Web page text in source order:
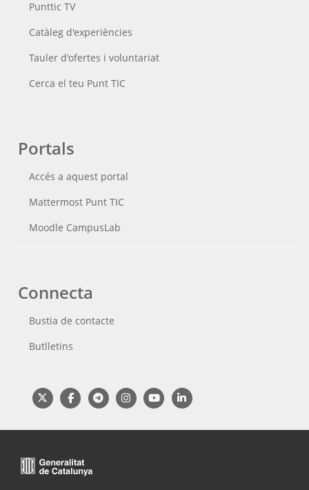
Punttic TV
Catàleg d'experiències
Tauler d'ofertes i voluntariat
Cerca el teu Punt TIC
Portals
Accés a aquest portal
Mattermost Punt TIC
Moodle CampusLab
Connecta
Bustia de contacte
Butlletins